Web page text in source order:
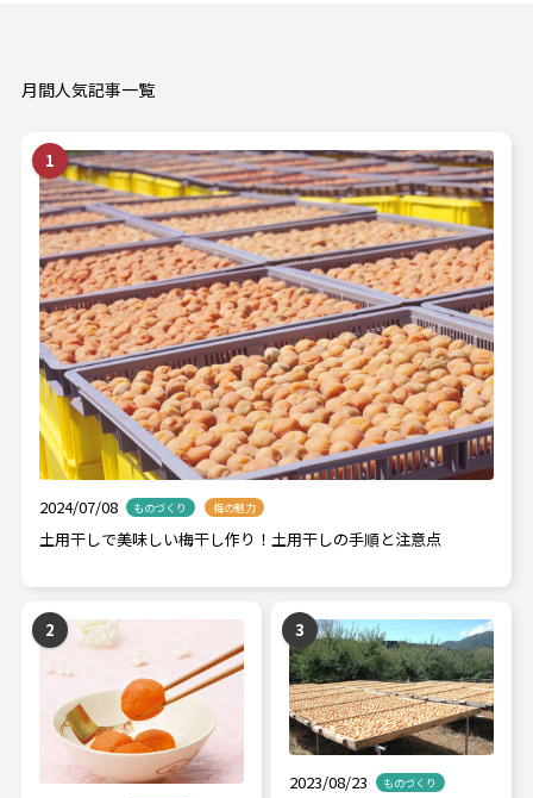
月間人気記事一覧
2024/07/08 ものづくり 梅の魅力
土用干しで美味しい梅干し作り！土用干しの手順と注意点
2023/08/23 ものづくり